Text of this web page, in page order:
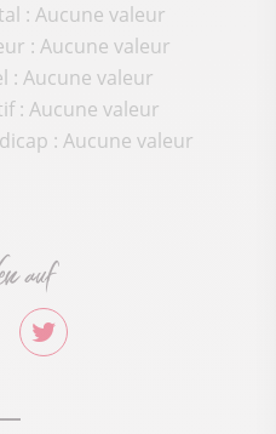
: Aucune valeur
: Aucune valeur
: Aucune valeur
: Aucune valeur
: Aucune valeur
auf